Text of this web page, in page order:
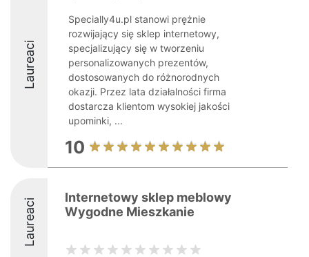
Laureaci
Specially4u.pl stanowi prężnie
rozwijający się sklep internetowy,
specjalizujący się w tworzeniu
personalizowanych prezentów,
dostosowanych do różnorodnych
okazji. Przez lata działalności firma
dostarcza klientom wysokiej jakości
upominki, ...
10
Laureaci
Internetowy sklep meblowy
Wygodne Mieszkanie